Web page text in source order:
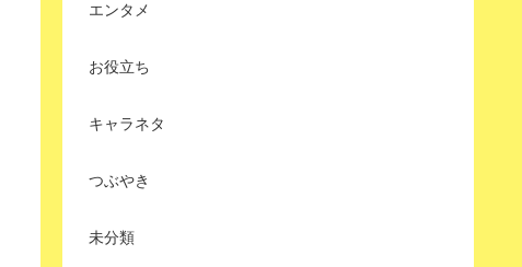
エンタメ
お役立ち
キャラネタ
つぶやき
未分類